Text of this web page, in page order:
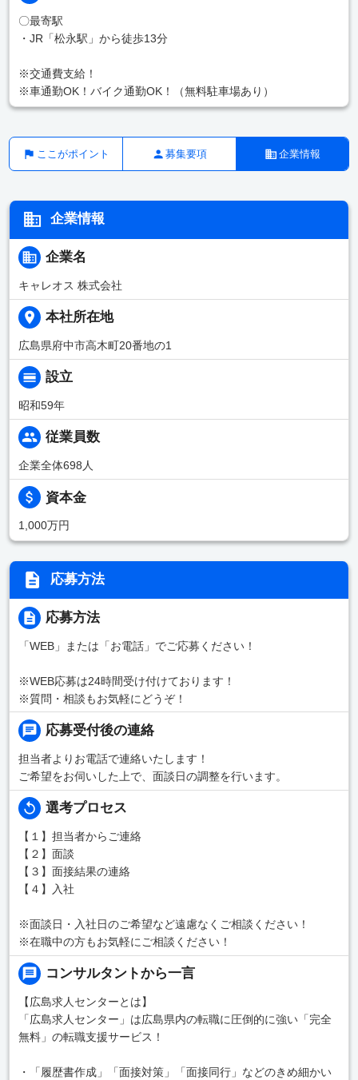
〇最寄駅
・JR「松永駅」から徒歩13分
※交通費支給！
※車通勤OK！バイク通勤OK！（無料駐車場あり）
ここがポイント 募集要項 企業情報
企業情報
企業名
キャレオス 株式会社
本社所在地
広島県府中市高木町20番地の1
設立
昭和59年
従業員数
企業全体698人
資本金
1,000万円
応募方法
応募方法
「WEB」または「お電話」でご応募ください！
※WEB応募は24時間受け付けております！
※質問・相談もお気軽にどうぞ！
応募受付後の連絡
担当者よりお電話で連絡いたします！
ご希望をお伺いした上で、面談日の調整を行います。
選考プロセス
【１】担当者からご連絡
【２】面談
【３】面接結果の連絡
【４】入社
※面談日・入社日のご希望など遠慮なくご相談ください！
※在職中の方もお気軽にご相談ください！
コンサルタントから一言
【広島求人センターとは】
「広島求人センター」は広島県内の転職に圧倒的に強い「完全
無料」の転職支援サービス！
・「履歴書作成」「面接対策」「面接同行」などのきめ細かい